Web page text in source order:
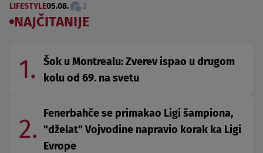
LIFESTYLE05.08. 2
NAJČITANIJE
1.
Šok u Montrealu: Zverev ispao u drugom
kolu od 69. na svetu
2.
Fenerbahče se primakao Ligi šampiona,
"dželat" Vojvodine napravio korak ka Ligi
Evrope